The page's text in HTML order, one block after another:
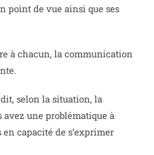
point de vue ainsi que ses
à chacun, la communication
selon la situation, la
une problématique à
en capacité de s’exprimer